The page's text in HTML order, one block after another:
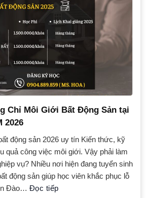
Chỉ Môi Giới Bất Động Sản tại
2026
động sản 2026 uy tín Kiến thức, kỹ
quả công việc môi giới. Vậy phải làm
vụ? Nhiều nơi hiện đang tuyển sinh
động sản giúp học viên khắc phục lỗ
Đào… Đọc tiếp